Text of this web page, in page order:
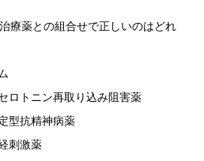
療薬との組合せで正しいのはどれ
トニン再取り込み阻害薬
型抗精神病薬
刺激薬